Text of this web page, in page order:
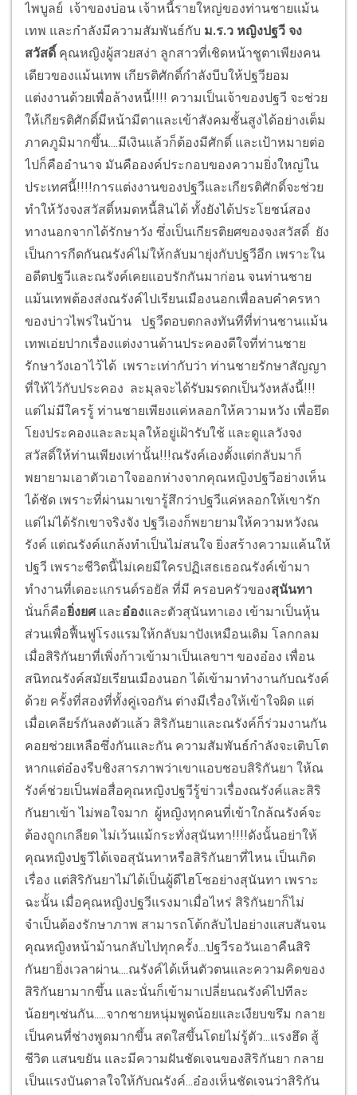
ไพบูลย์ เจ้าของบ่อน เจ้าหนี้รายใหญ่ของท่านชายแม้น
เทพ และกำลังมีความสัมพันธ์กับ ม.ร.ว หญิงปฐวี จง
สวัสดิ์ คุณหญิงผู้สวยสง่า ลูกสาวที่เชิดหน้าชูตาเพียงคน
เดียวของแม้นเทพ เกียรติศักดิ์กำลังบีบให้ปฐวียอม
แต่งงานด้วยเพื่อล้างหนี้!!!! ความเป็นเจ้าของปฐวี จะช่วย
ให้เกียรติศักดิ์มีหน้ามีตาและเข้าสังคมชั้นสูงได้อย่างเต็ม
ภาคภูมิมากขึ้น....มีเงินแล้วก็ต้องมีศักดิ์ และเป้าหมายต่อ
ไปก็คืออำนาจ มันคือองค์ประกอบของความยิ่งใหญ่ใน
ประเทศนี้!!!!การแต่งงานของปฐวีและเกียรติศักดิ์จะช่วย
ทำให้วังจงสวัสดิ์หมดหนี้สินได้ ทั้งยังได้ประโยชน์สอง
ทางนอกจากได้รักษาวัง ซึ่งเป็นเกียรติยศของจงสวัสดิ์ ยัง
เป็นการกีดกันณรังค์ไม่ให้กลับมายุ่งกับปฐวีอีก เพราะใน
อดีตปฐวีและณรังค์เคยแอบรักกันมาก่อน จนท่านชาย
แม้นเทพต้องส่งณรังค์ไปเรียนเมืองนอกเพื่อลบคำครหา
ของบ่าวไพร่ในบ้าน ปฐวีตอบตกลงทันทีที่ท่านชานแม้น
เทพเอ่ยปากเรื่องแต่งงานด้านประคองดีใจที่ท่านชาย
รักษาวังเอาไว้ได้ เพราะเท่ากับว่า ท่านชายรักษาสัญญา
ที่ให้ไว้กับประคอง ละมุลจะได้รับมรดกเป็นวังหลังนี้!!!
แต่ไม่มีใครรู้ ท่านชายเพียงแค่หลอกให้ความหวัง เพื่อยึด
โยงประคองและละมุลให้อยู่เฝ้ารับใช้ และดูแลวังจง
สวัสดิ์ให้ท่านเพียงเท่านั้น!!!ณรังค์เองตั้งแต่กลับมาก็
พยายามเอาตัวเอาใจออกห่างจากคุณหญิงปฐวีอย่างเห็น
ได้ชัด เพราะที่ผ่านมาเขารู้สึกว่าปฐวีแค่หลอกให้เขารัก
แต่ไม่ได้รักเขาจริงจัง ปฐวีเองก็พยายามให้ความหวังณ
รังค์ แต่ณรังค์แกล้งทำเป็นไม่สนใจ ยิ่งสร้างความแค้นให้
ปฐวี เพราะชีวิตนี้ไม่เคยมีใครปฏิเสธเธอณรังค์เข้ามา
ทำงานที่เดอะแกรนด์รอยัล ที่มี ครอบครัวของสุนันทา
นั่นก็คือยิ่งยศและอ๋องและตัวสุนันทาเอง เข้ามาเป็นหุ้น
ส่วนเพื่อฟื้นฟูโรงแรมให้กลับมาปังเหมือนเดิม โลกกลม
เมื่อสิริกันยาที่เพิ่งก้าวเข้ามาเป็นเลขาฯ ของอ๋อง เพื่อน
สนิทณรังค์สมัยเรียนเมืองนอก ได้เข้ามาทำงานกับณรังค์
ด้วย ครั้งที่สองที่ทั้งคู่เจอกัน ต่างมีเรื่องให้เข้าใจผิด แต่
เมื่อเคลียร์กันลงตัวแล้ว สิริกันยาและณรังค์ก็ร่วมงานกัน
คอยช่วยเหลือซึ่งกันและกัน ความสัมพันธ์กำลังจะเติบโต
หากแต่อ๋องรีบชิงสารภาพว่าเขาแอบชอบสิริกันยา ให้ณ
รังค์ช่วยเป็นพ่อสื่อคุณหญิงปฐวีรู้ข่าวเรื่องณรังค์และสิริ
กันยาเข้า ไม่พอใจมาก ผู้หญิงทุกคนที่เข้าใกล้ณรังค์จะ
ต้องถูกเกลียด ไม่เว้นแม้กระทั่งสุนันทา!!!!ดังนั้นอย่าให้
คุณหญิงปฐวีได้เจอสุนันทาหรือสิริกันยาที่ไหน เป็นเกิด
เรื่อง แต่สิริกันยาไม่ได้เป็นผู้ดีไฮโซอย่างสุนันทา เพราะ
ฉะนั้น เมื่อคุณหญิงปฐวีแรงมาเมื่อไหร่ สิริกันยาก็ไม่
จำเป็นต้องรักษาภาพ สามารถโต้กลับไปอย่างแสบสันจน
คุณหญิงหน้าม้านกลับไปทุกครั้ง...ปฐวีรอวันเอาคืนสิริ
กันยายิ่งเวลาผ่าน....ณรังค์ได้เห็นตัวตนและความคิดของ
สิริกันยามากขึ้น และนั่นก็เข้ามาเปลี่ยนณรังค์ไปทีละ
น้อยๆเช่นกัน.....จากชายหนุ่มพูดน้อยและเงียบขรึม กลาย
เป็นคนที่ช่างพูดมากขึ้น สดใสขึ้นโดยไม่รู้ตัว...แรงฮึด สู้
ชีวิต แสนขยัน และมีความฝันชัดเจนของสิริกันยา กลาย
เป็นแรงบันดาลใจให้กับณรังค์...อ๋องเห็นชัดเจนว่าสิริกัน